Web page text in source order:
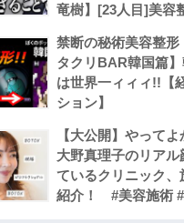
竜樹】[23人目]美容
禁断の秘術美容整形
タクリBAR韓国篇
は世界一ィィィ!!【
ション】
【大公開】やって
大野真理子のリアル
ているクリニック
紹介！ #美容施術